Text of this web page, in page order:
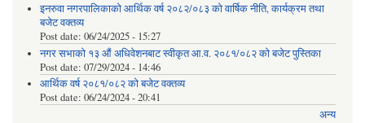
इनरुवा नगरपालिकाको आर्थिक वर्ष २०८२/०८३ को वार्षिक नीति, कार्यक्रम तथा
बजेट वक्तव्य
Post date: 06/24/2025 - 15:27
नगर सभाको १३ औं अधिवेशनबाट स्वीकृत आ.व. २०८१/०८२ को बजेट पुस्तिका
Post date: 07/29/2024 - 14:46
आर्थिक वर्ष २०८१/०८२ को बजेट वक्तव्य
Post date: 06/24/2024 - 20:41
अन्य